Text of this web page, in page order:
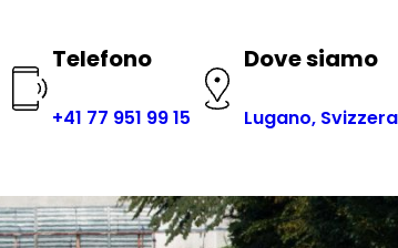
Telefono
+41 77 951 99 15
Dove siamo
Lugano, Svizzera